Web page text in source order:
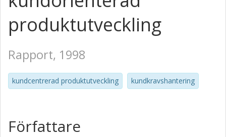
produktutveckling
Rapport, 1998
kundcentrerad produktutveckling kundkravshantering
Författare